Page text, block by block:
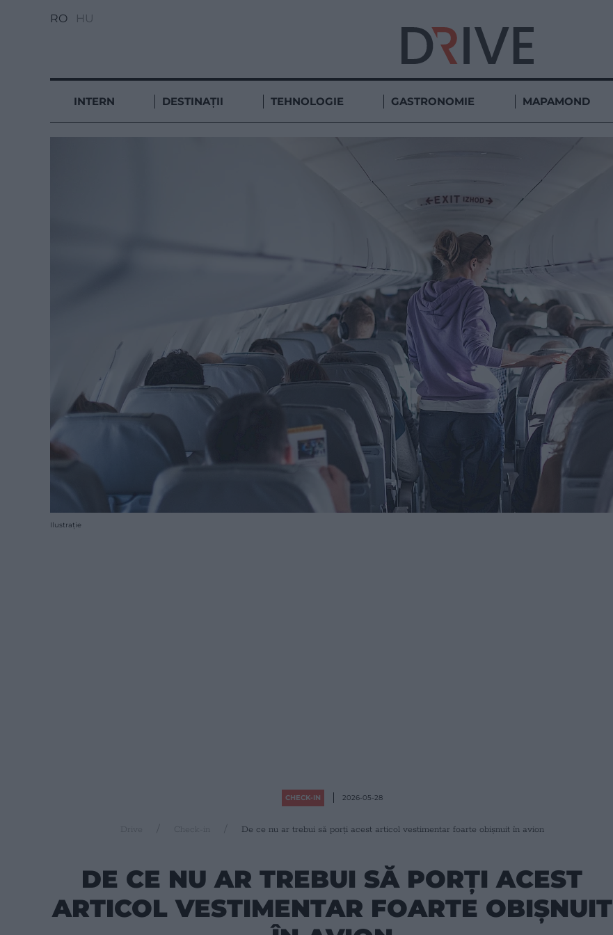
RO HU
INTERN DESTINAȚII TEHNOLOGIE GASTRONOMIE MAPAMOND
Ilustrație
CHECK-IN 2026-05-28
Drive De ce nu ar trebui să porți acest articol vestimentar foarte obișnuit în avion
DE CE NU AR TREBUI SĂ PORȚI ACEST
ARTICOL VESTIMENTAR FOARTE OBIȘNUIT